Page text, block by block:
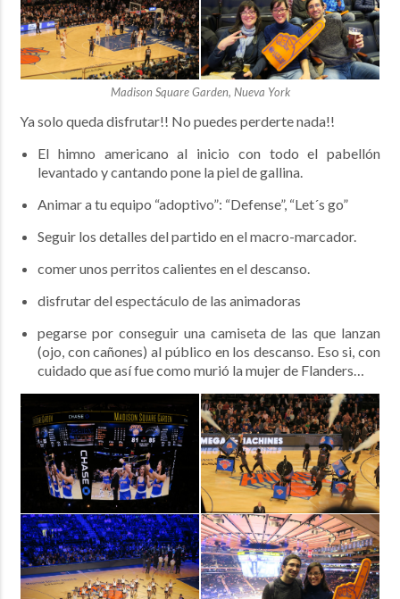
Madison Square Garden, Nueva York
Ya solo queda disfrutar!! No puedes perderte nada!!
El himno americano al inicio con todo el pabellón
levantado y cantando pone la piel de gallina.
Animar a tu equipo “adoptivo”: “Defense”, “Let´s go”
Seguir los detalles del partido en el macro-marcador.
comer unos perritos calientes en el descanso.
disfrutar del espectáculo de las animadoras
pegarse por conseguir una camiseta de las que lanzan
(ojo, con cañones) al público en los descanso. Eso si, con
cuidado que así fue como murió la mujer de Flanders…